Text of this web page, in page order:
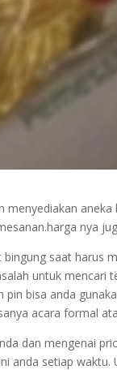
menyediakan
nya
bingung saat harus
untuk mencari
pin bisa anda
acara formal
dan mengenai
anda setiap